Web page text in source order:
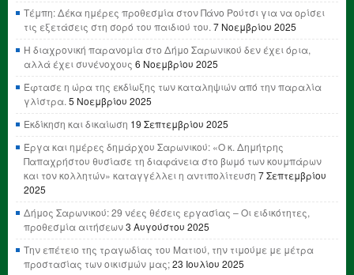
Τέμπη: Δέκα ημέρες προθεσμία στον Πάνο Ρούτσι για να ορίσει
τις εξετάσεις στη σορό του παιδιού του. 7 Νοεμβρίου 2025
Η διαχρονική παρανομία στο Δήμο Σαρωνικού δεν έχει όρια,
αλλά έχει συνένοχους 6 Νοεμβρίου 2025
Έφτασε η ώρα της εκδίωξης των καταληψιών από την παραλία
γλίστρα. 5 Νοεμβρίου 2025
Εκδίκηση και δικαίωση 19 Σεπτεμβρίου 2025
Έργα και ημέρες δημάρχου Σαρωνικού: «Ο κ. Δημήτρης
Παπαχρήστου θυσίασε τη διαφάνεια στο βωμό των κουμπάρων
και τον κολλητών» καταγγέλλει η αντιπολίτευση 7 Σεπτεμβρίου
2025
Δήμος Σαρωνικού: 29 νέες θέσεις εργασίας – Οι ειδικότητες,
προθεσμία αιτήσεων3 Αυγούστου 2025
Την επέτειο της τραγωδίας του Ματιού, την τιμούμε με μέτρα
προστασίας των οικισμών μας;23 Ιουλίου 2025